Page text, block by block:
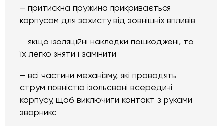
– притискна пружина прикривається
корпусом для захисту від зовнішніх впливів
– якщо ізоляційні накладки пошкоджені, то
їх легко зняти і замінити
– всі частини механізму, які проводять
струм повністю ізольовані всередині
корпусу, щоб виключити контакт з руками
зварника